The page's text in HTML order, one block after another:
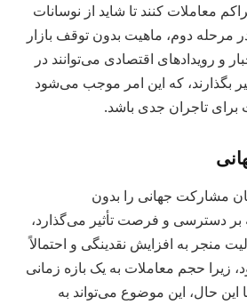
معاملات کنند تا شاید از نوسانات
مرحله دوم، ماهیت بدون توقف بازار
و رویدادهای اقتصادی می‌توانند در
بگذارند، که این امر موجب می‌شود
تاجران جدی باشد.
کاری ۲۴/۷ امکان مشارکت جهانی را بدون
دسترسی و فرصت تأثیر می‌گذارد،
منجر به افزایش نقدینگی و احتمالاً
زیرا حجم معاملات به یک بازه زمانی
حال، این موضوع می‌تواند به